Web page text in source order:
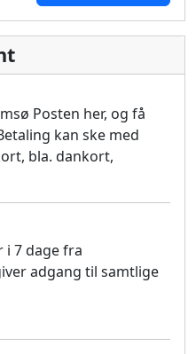
Posten her, og få
kan ske med
bla. dankort,
7 dage fra
adgang til samtlige